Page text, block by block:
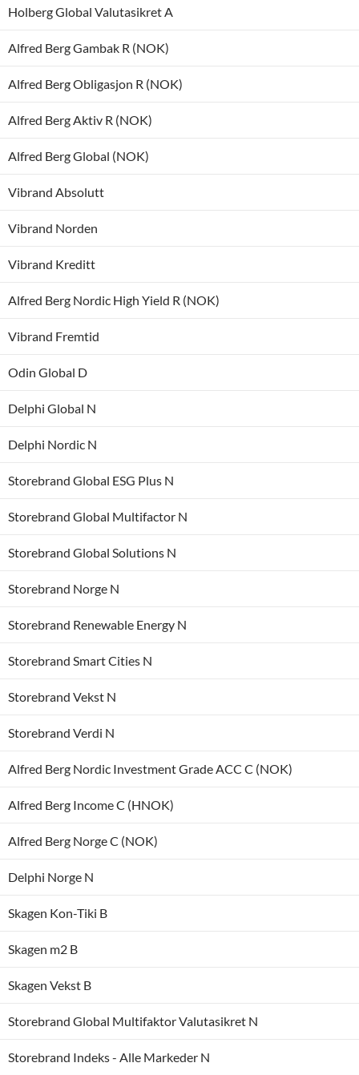
Holberg Global Valutasikret A
Alfred Berg Gambak R (NOK)
Alfred Berg Obligasjon R (NOK)
Alfred Berg Aktiv R (NOK)
Alfred Berg Global (NOK)
Vibrand Absolutt
Vibrand Norden
Vibrand Kreditt
Alfred Berg Nordic High Yield R (NOK)
Vibrand Fremtid
Odin Global D
Delphi Global N
Delphi Nordic N
Storebrand Global ESG Plus N
Storebrand Global Multifactor N
Storebrand Global Solutions N
Storebrand Norge N
Storebrand Renewable Energy N
Storebrand Smart Cities N
Storebrand Vekst N
Storebrand Verdi N
Alfred Berg Nordic Investment Grade ACC C (NOK)
Alfred Berg Income C (HNOK)
Alfred Berg Norge C (NOK)
Delphi Norge N
Skagen Kon-Tiki B
Skagen m2 B
Skagen Vekst B
Storebrand Global Multifaktor Valutasikret N
Storebrand Indeks - Alle Markeder N